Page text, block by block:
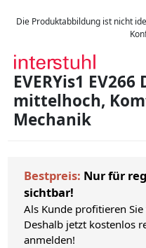
Die Produktabbildung ist nicht
EVERYis1
mittelhoch,
Mechanik
Bestpreis: Nur für
sichtbar!
Als Kunde profitieren
Deshalb jetzt kostenlos
anmelden!